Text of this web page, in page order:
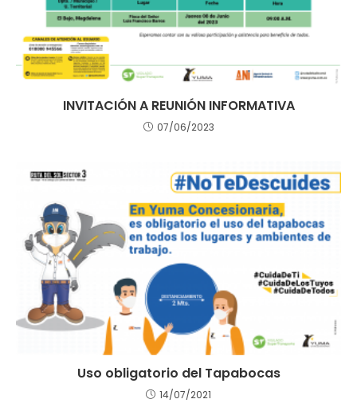
INVITACIÓN A REUNIÓN INFORMATIVA
07/06/2023
Uso obligatorio del Tapabocas
14/07/2021